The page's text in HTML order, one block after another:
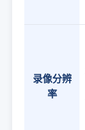
录像分辨
率